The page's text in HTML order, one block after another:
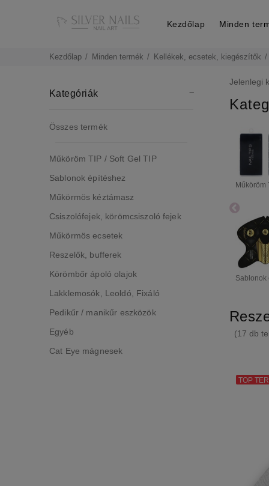
Kezdőlap Minden
Kezdőlap Minden termék Kellékek, ecsetek, kiegészítők
Kategóriák
Összes termék
Műköröm TIP / Soft Gel TIP
Sablonok építéshez
Műkörmös kéztámasz
Csiszolófejek, körömcsiszoló fejek
Műkörmös ecsetek
Reszelők, bufferek
Körömbőr ápoló olajok
Lakklemosók, Leoldó, Fixáló
Pedikűr / manikűr eszközök
Egyéb
Cat Eye mágnesek
Jelenlegi
Műköröm
Sablonok
(17 db
TOP